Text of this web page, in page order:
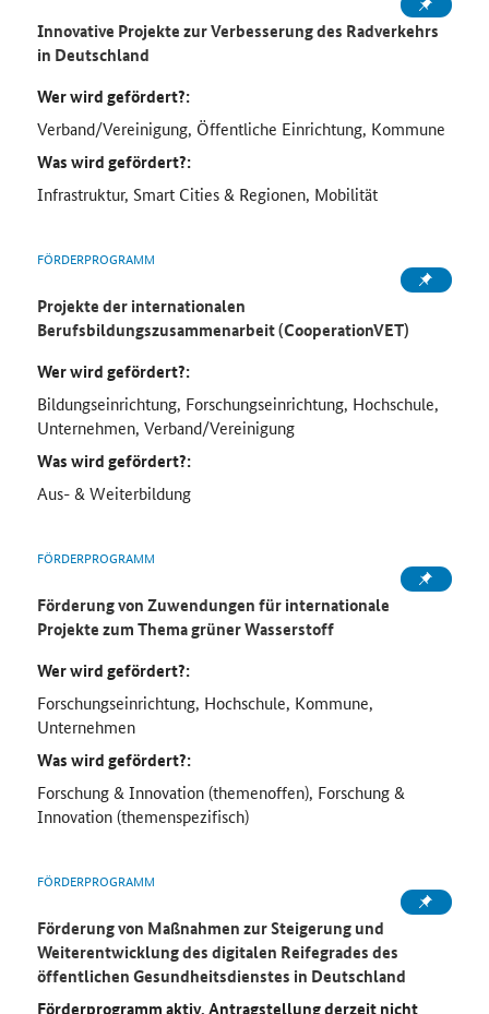
Innovative Projekte zur Verbesserung des Radverkehrs
in Deutschland
Wer wird gefördert?:
Verband/Vereinigung, Öffentliche Einrichtung, Kommune
Was wird gefördert?:
Infrastruktur, Smart Cities & Regionen, Mobilität
FÖRDERPROGRAMM
Projekte der internationalen
Berufsbildungszusammenarbeit (CooperationVET)
Wer wird gefördert?:
Bildungseinrichtung, Forschungseinrichtung, Hochschule,
Unternehmen, Verband/Vereinigung
Was wird gefördert?:
Aus- & Weiterbildung
FÖRDERPROGRAMM
Förderung von Zuwendungen für internationale
Projekte zum Thema grüner Wasserstoff
Wer wird gefördert?:
Forschungseinrichtung, Hochschule, Kommune,
Unternehmen
Was wird gefördert?:
Forschung & Innovation (themenoffen), Forschung &
Innovation (themenspezifisch)
FÖRDERPROGRAMM
Förderung von Maßnahmen zur Steigerung und
Weiterentwicklung des digitalen Reifegrades des
öffentlichen Gesundheitsdienstes in Deutschland
Förderprogramm aktiv, Antragstellung derzeit nicht